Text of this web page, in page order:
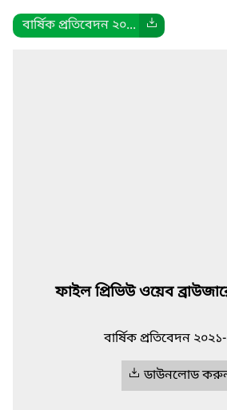
বার্ষিক প্রতিবেদন ২০...
ফাইল প্রিভিউ ওয়েব
বার্ষিক প্রতিবেদন
ডাউনলোড